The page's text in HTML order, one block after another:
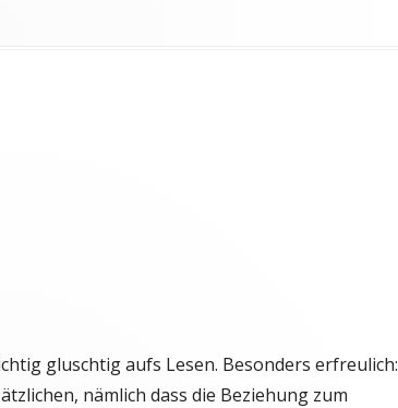
gluschtig aufs Lesen. Besonders erfreulich:
nämlich dass die Beziehung zum